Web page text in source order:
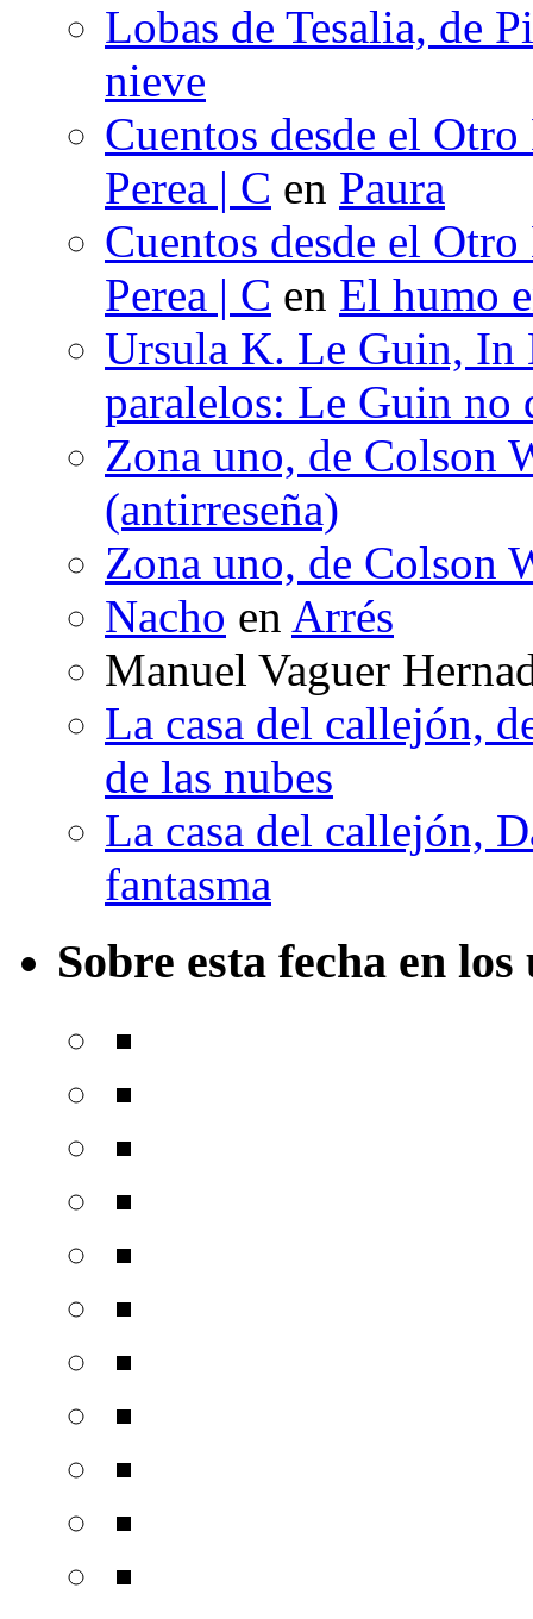
Lobas de Tesalia, de
nieve
Cuentos desde el
Perea | C en Paura
Cuentos desde el
Perea | C en El humo
Ursula K. Le Guin, In
paralelos: Le Guin no
Zona uno, de Colson
(antirreseña)
Zona uno, de Colson
Nacho en Arrés
Manuel Vaguer
La casa del callejón,
de las nubes
La casa del callejón,
fantasma
Sobre esta fecha en